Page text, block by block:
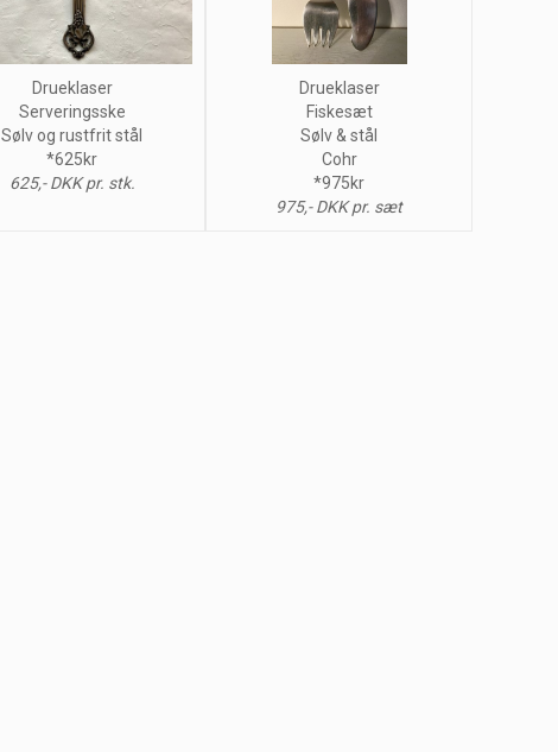
Drueklaser
Serveringsske
Sølv og rustfrit stål
*625kr
625,- DKK pr. stk.
Drueklaser
Fiskesæt
Sølv & stål
Cohr
*975kr
975,- DKK pr. sæt